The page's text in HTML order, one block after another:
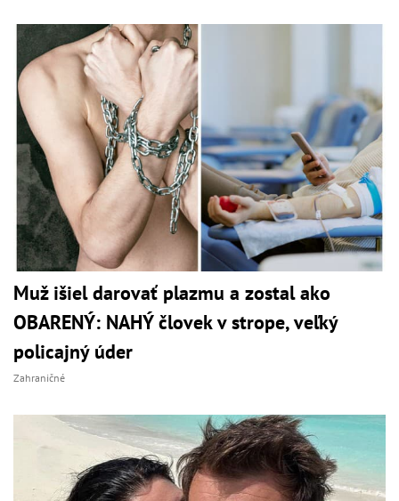
Muž išiel darovať plazmu a zostal ako
OBARENÝ: NAHÝ človek v strope, veľký
policajný úder
Zahraničné